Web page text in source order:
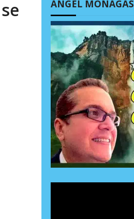
ÁNGEL MONAGAS